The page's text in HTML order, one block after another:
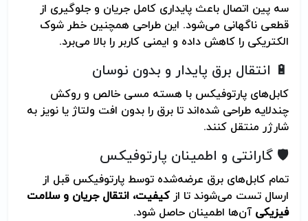
سه پین اتصال باعث پایداری کامل جریان و جلوگیری از
قطعی ناگهانی می‌شود. این طراحی همچنین خطر شوک
الکتریکی را کاهش داده و ایمنی کاربر را بالا می‌برد.
🔋 انتقال برق پایدار و بدون نوسان
کابل‌های پارتوفیکس با هسته مسی خالص و روکش
چند‌لایه طراحی شده‌اند تا برق را بدون افت ولتاژ یا نویز به
شارژر منتقل کنند.
🛡️ گارانتی و اطمینان پارتوفیکس
تمام کابل‌های برق عرضه‌شده توسط پارتوفیکس قبل از
ارسال تست می‌شوند تا ازکیفیت، انتقال جریان و سلامت
فیزیکی آن‌ها اطمینان حاصل شود.